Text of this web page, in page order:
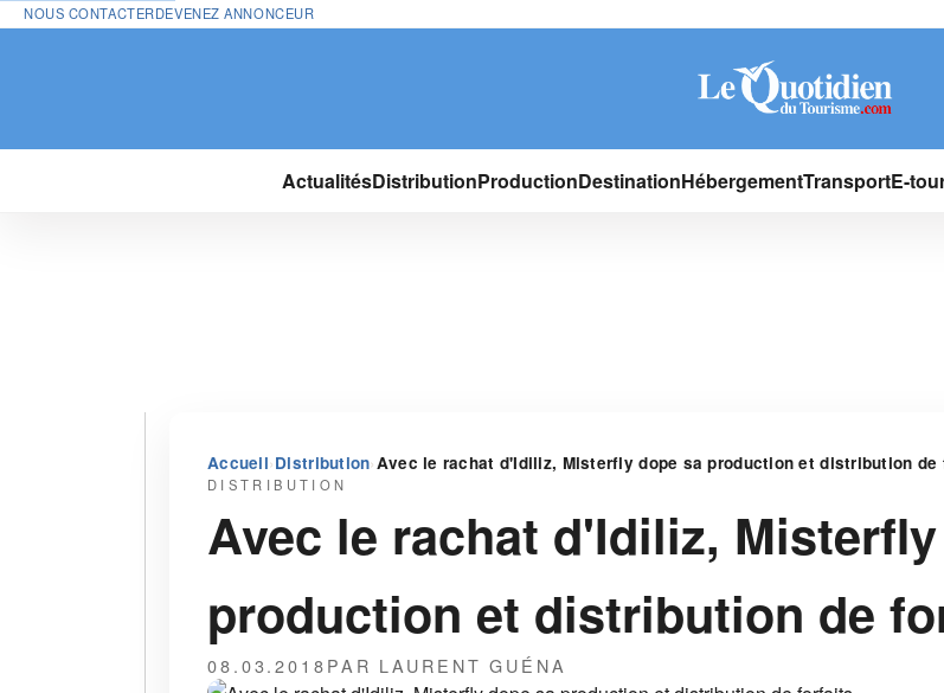
NOUS CONTACTERDEVENEZ ANNONCEUR
ActualitésDistributionProductionDestinationHébergementTransportE-
Accueil›Distribution›Avec le rachat d'Idiliz, Misterfly dope sa production et distribution de
DISTRIBUTION
Avec le rachat d'Idiliz,
production et distribution de
08.03.2018PAR LAURENT GUÉNA